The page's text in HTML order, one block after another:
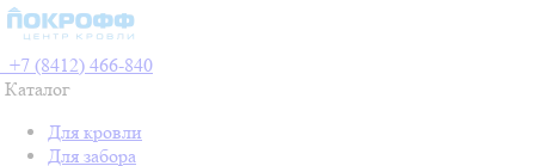
+7 (8412) 466-840
Каталог
Для кровли
Для забора